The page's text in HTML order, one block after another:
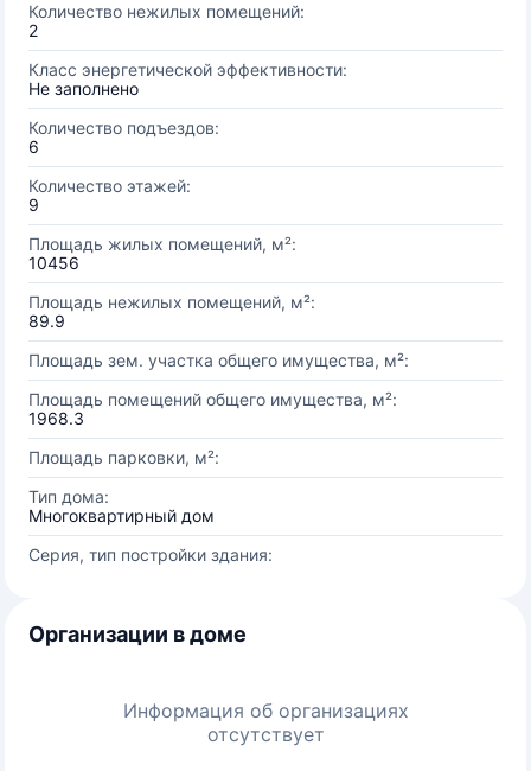
Количество нежилых помещений:
2
Класс энергетической эффективности:
Не заполнено
Количество подъездов:
6
Количество этажей:
9
Площадь жилых помещений, м²:
10456
Площадь нежилых помещений, м²:
89.9
Площадь зем. участка общего имущества, м²:
Площадь помещений общего имущества, м²:
1968.3
Площадь парковки, м²:
Тип дома:
Многоквартирный дом
Серия, тип постройки здания:
Организации в доме
Информация об организациях
отсутствует